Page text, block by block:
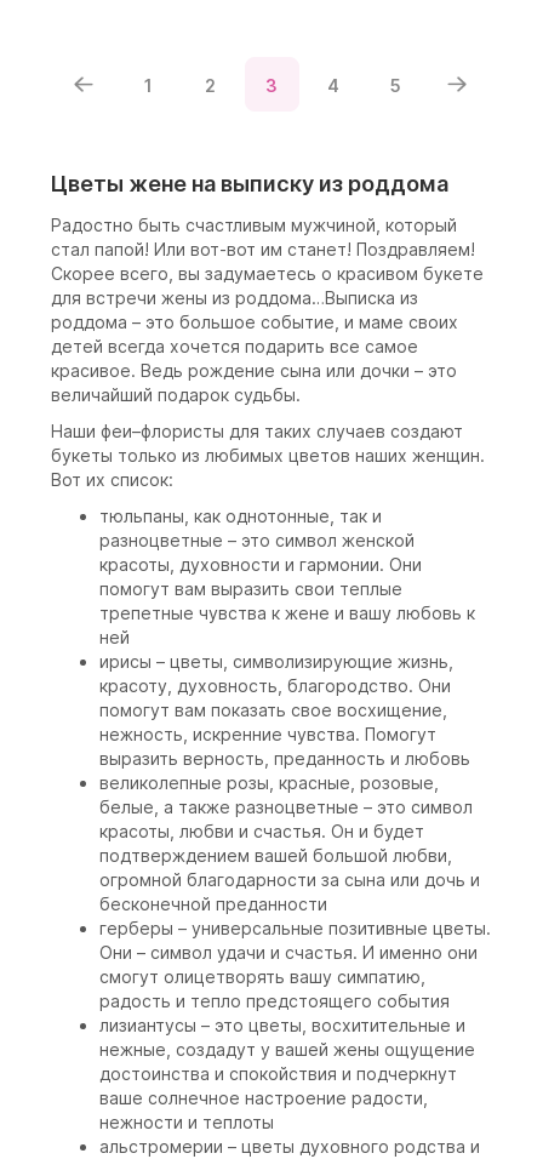
1 2 3 4 5
Цветы жене на выписку из роддома
Радостно быть счастливым мужчиной, который
стал папой! Или вот-вот им станет! Поздравляем!
Скорее всего, вы задумаетесь о красивом букете
для встречи жены из роддома…Выписка из
роддома – это большое событие, и маме своих
детей всегда хочется подарить все самое
красивое. Ведь рождение сына или дочки – это
величайший подарок судьбы.
Наши феи–флористы для таких случаев создают
букеты только из любимых цветов наших женщин.
Вот их список:
тюльпаны, как однотонные, так и
разноцветные – это символ женской
красоты, духовности и гармонии. Они
помогут вам выразить свои теплые
трепетные чувства к жене и вашу любовь к
ней
ирисы – цветы, символизирующие жизнь,
красоту, духовность, благородство. Они
помогут вам показать свое восхищение,
нежность, искренние чувства. Помогут
выразить верность, преданность и любовь
великолепные розы, красные, розовые,
белые, а также разноцветные – это символ
красоты, любви и счастья. Он и будет
подтверждением вашей большой любви,
огромной благодарности за сына или дочь и
бесконечной преданности
герберы – универсальные позитивные цветы.
Они – символ удачи и счастья. И именно они
смогут олицетворять вашу симпатию,
радость и тепло предстоящего события
лизиантусы – это цветы, восхитительные и
нежные, создадут у вашей жены ощущение
достоинства и спокойствия и подчеркнут
ваше солнечное настроение радости,
нежности и теплоты
альстромерии – цветы духовного родства и